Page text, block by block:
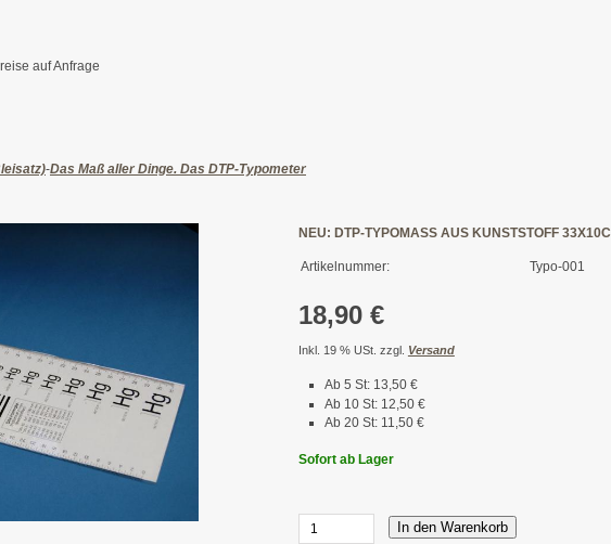
auf Anfrage
-Das Maß aller Dinge. Das DTP-Typometer
NEU: DTP-TYPOMASS AUS KUNSTSTOFF 33X10CM
Artikelnummer: Typo-001
18,90 €
Inkl. 19 % USt. zzgl. Versand
Ab 5 St: 13,50 €
Ab 10 St: 12,50 €
Ab 20 St: 11,50 €
Sofort ab Lager
In den Warenkorb